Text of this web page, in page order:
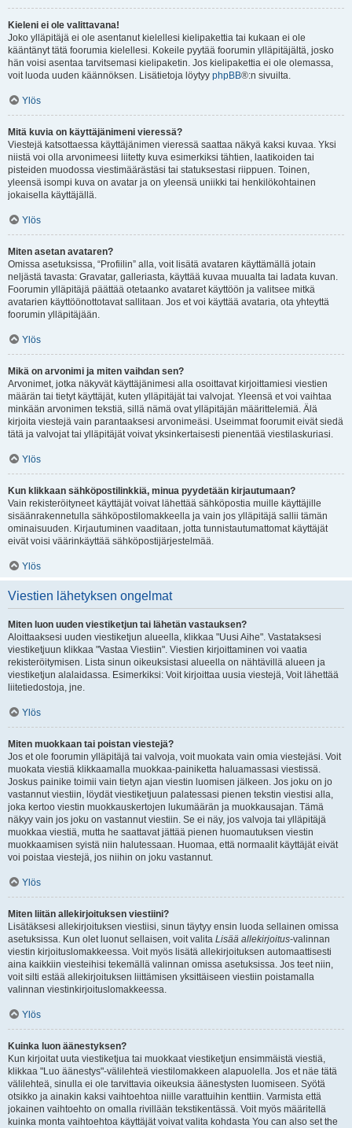
Kieleni ei ole valittavana!
Joko ylläpitäjä ei ole asentanut kielellesi kielipakettia tai kukaan ei ole
kääntänyt tätä foorumia kielellesi. Kokeile pyytää foorumin ylläpitäjältä, josko
hän voisi asentaa tarvitsemasi kielipaketin. Jos kielipakettia ei ole olemassa,
voit luoda uuden käännöksen. Lisätietoja löytyy phpBB®:n sivuilta.
Ylös
Mitä kuvia on käyttäjänimeni vieressä?
Viestejä katsottaessa käyttäjänimen vieressä saattaa näkyä kaksi kuvaa. Yksi
niistä voi olla arvonimeesi liitetty kuva esimerkiksi tähtien, laatikoiden tai
pisteiden muodossa viestimäärästäsi tai statuksestasi riippuen. Toinen,
yleensä isompi kuva on avatar ja on yleensä uniikki tai henkilökohtainen
jokaisella käyttäjällä.
Ylös
Miten asetan avataren?
Omissa asetuksissa, “Profiilin” alla, voit lisätä avataren käyttämällä jotain
neljästä tavasta: Gravatar, galleriasta, käyttää kuvaa muualta tai ladata kuvan.
Foorumin ylläpitäjä päättää otetaanko avataret käyttöön ja valitsee mitkä
avatarien käyttöönottotavat sallitaan. Jos et voi käyttää avataria, ota yhteyttä
foorumin ylläpitäjään.
Ylös
Mikä on arvonimi ja miten vaihdan sen?
Arvonimet, jotka näkyvät käyttäjänimesi alla osoittavat kirjoittamiesi viestien
määrän tai tietyt käyttäjät, kuten ylläpitäjät tai valvojat. Yleensä et voi vaihtaa
minkään arvonimen tekstiä, sillä nämä ovat ylläpitäjän määrittelemiä. Älä
kirjoita viestejä vain parantaaksesi arvonimeäsi. Useimmat foorumit eivät siedä
tätä ja valvojat tai ylläpitäjät voivat yksinkertaisesti pienentää viestilaskuriasi.
Ylös
Kun klikkaan sähköpostilinkkiä, minua pyydetään kirjautumaan?
Vain rekisteröityneet käyttäjät voivat lähettää sähköpostia muille käyttäjille
sisäänrakennetulla sähköpostilomakkeella ja vain jos ylläpitäjä sallii tämän
ominaisuuden. Kirjautuminen vaaditaan, jotta tunnistautumattomat käyttäjät
eivät voisi väärinkäyttää sähköpostijärjestelmää.
Ylös
Viestien lähetyksen ongelmat
Miten luon uuden viestiketjun tai lähetän vastauksen?
Aloittaaksesi uuden viestiketjun alueella, klikkaa "Uusi Aihe". Vastataksesi
viestiketjuun klikkaa "Vastaa Viestiin". Viestien kirjoittaminen voi vaatia
rekisteröitymisen. Lista sinun oikeuksistasi alueella on nähtävillä alueen ja
viestiketjun alalaidassa. Esimerkiksi: Voit kirjoittaa uusia viestejä, Voit lähettää
liitetiedostoja, jne.
Ylös
Miten muokkaan tai poistan viestejä?
Jos et ole foorumin ylläpitäjä tai valvoja, voit muokata vain omia viestejäsi. Voit
muokata viestiä klikkaamalla muokkaa-painiketta haluamassasi viestissä.
Joskus painike toimii vain tietyn ajan viestin luomisen jälkeen. Jos joku on jo
vastannut viestiin, löydät viestiketjuun palatessasi pienen tekstin viestisi alla,
joka kertoo viestin muokkauskertojen lukumäärän ja muokkausajan. Tämä
näkyy vain jos joku on vastannut viestiin. Se ei näy, jos valvoja tai ylläpitäjä
muokkaa viestiä, mutta he saattavat jättää pienen huomautuksen viestin
muokkaamisen syistä niin halutessaan. Huomaa, että normaalit käyttäjät eivät
voi poistaa viestejä, jos niihin on joku vastannut.
Ylös
Miten liitän allekirjoituksen viestiini?
Lisätäksesi allekirjoituksen viestiisi, sinun täytyy ensin luoda sellainen omissa
asetuksissa. Kun olet luonut sellaisen, voit valita Lisää allekirjoitus-valinnan
viestin kirjoituslomakkeessa. Voit myös lisätä allekirjoituksen automaattisesti
aina kaikkiin viesteihisi tekemällä valinnan omissa asetuksissa. Jos teet niin,
voit silti estää allekirjoituksen liittämisen yksittäiseen viestiin poistamalla
valinnan viestinkirjoituslomakkeessa.
Ylös
Kuinka luon äänestyksen?
Kun kirjoitat uuta viestiketjua tai muokkaat viestiketjun ensimmäistä viestiä,
klikkaa "Luo äänestys"-välilehteä viestilomakkeen alapuolella. Jos et näe tätä
välilehteä, sinulla ei ole tarvittavia oikeuksia äänestysten luomiseen. Syötä
otsikko ja ainakin kaksi vaihtoehtoa niille varattuihin kenttiin. Varmista että
jokainen vaihtoehto on omalla rivillään tekstikentässä. Voit myös määritellä
kuinka monta vaihtoehtoa käyttäjät voivat valita kohdasta You can also set the